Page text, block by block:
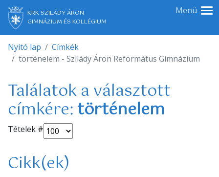
KRK SZILÁDY ÁRON
GIMNÁZIUM ÉS KOLLÉGIUM
Menü
Nyitó lap
Címkék
történelem - Szilády Áron Református Gimnázium
Találatok a választott
címkére:történelem
Tételek #
Cikk(ek)